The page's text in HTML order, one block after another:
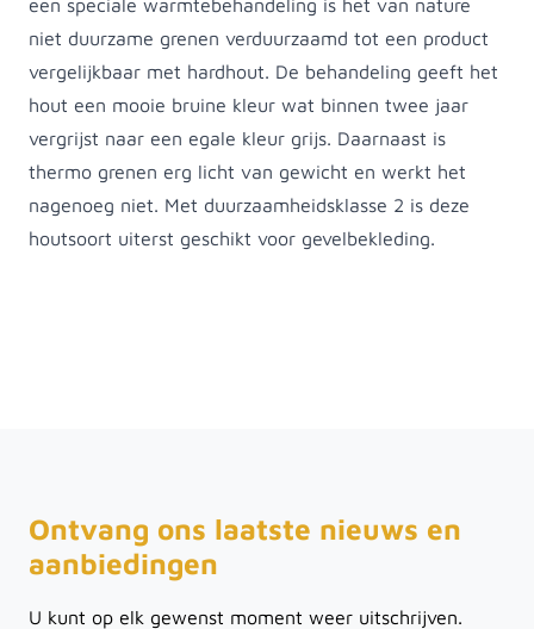
een speciale warmtebehandeling is het van nature
niet duurzame grenen verduurzaamd tot een product
vergelijkbaar met hardhout. De behandeling geeft het
hout een mooie bruine kleur wat binnen twee jaar
vergrijst naar een egale kleur grijs. Daarnaast is
thermo grenen erg licht van gewicht en werkt het
nagenoeg niet. Met duurzaamheidsklasse 2 is deze
houtsoort uiterst geschikt voor gevelbekleding.
Ontvang ons laatste nieuws en
aanbiedingen
U kunt op elk gewenst moment weer uitschrijven.